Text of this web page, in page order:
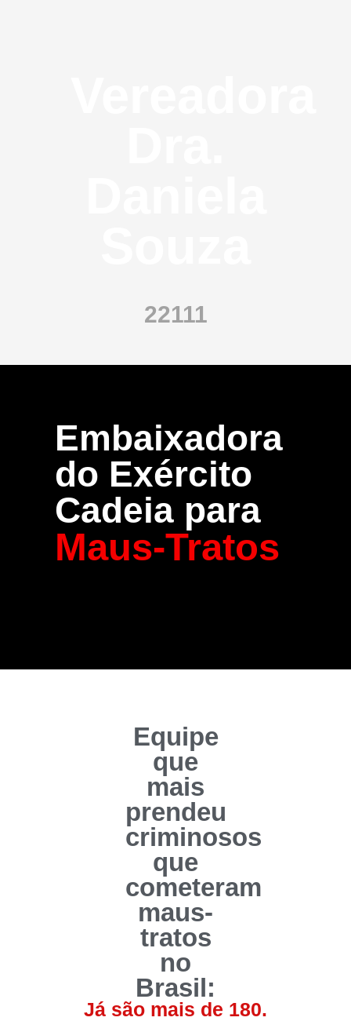
22111
Embaixadora
do Exército
Cadeia para
Maus-Tratos
Equipe
que
mais
prendeu
criminosos
que
cometeram
maus-
tratos
no
Brasil:
Já são mais de 180.